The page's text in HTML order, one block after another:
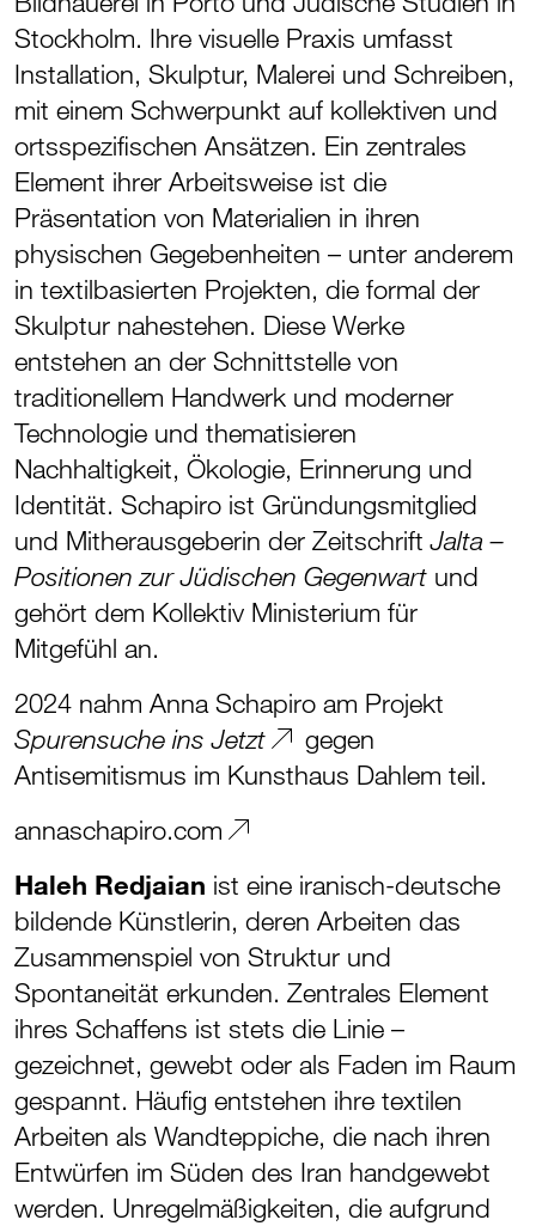
Stockholm. Ihre visuelle Praxis umfasst
Installation, Skulptur, Malerei und Schreiben,
mit einem Schwerpunkt auf kollektiven und
ortsspezifischen Ansätzen. Ein zentrales
Element ihrer Arbeitsweise ist die
Präsentation von Materialien in ihren
physischen Gegebenheiten – unter anderem
in textilbasierten Projekten, die formal der
Skulptur nahestehen. Diese Werke
entstehen an der Schnittstelle von
traditionellem Handwerk und moderner
Technologie und thematisieren
Nachhaltigkeit, Ökologie, Erinnerung und
Identität. Schapiro ist Gründungsmitglied
und Mitherausgeberin der ZeitschriftJalta –
Positionen zur Jüdischen Gegenwart und
gehört dem Kollektiv Ministerium für
Mitgefühl an.
2024 nahm Anna Schapiro am Projekt
Spurensuche ins Jetzt
gegen
Antisemitismus im Kunsthaus Dahlem teil.
annaschapiro.com
Haleh Redjaian ist eine iranisch-deutsche
bildende Künstlerin, deren Arbeiten das
Zusammenspiel von Struktur und
Spontaneität erkunden. Zentrales Element
ihres Schaffens ist stets die Linie –
gezeichnet, gewebt oder als Faden im Raum
gespannt. Häufig entstehen ihre textilen
Arbeiten als Wandteppiche, die nach ihren
Entwürfen im Süden des Iran handgewebt
werden. Unregelmäßigkeiten, die aufgrund